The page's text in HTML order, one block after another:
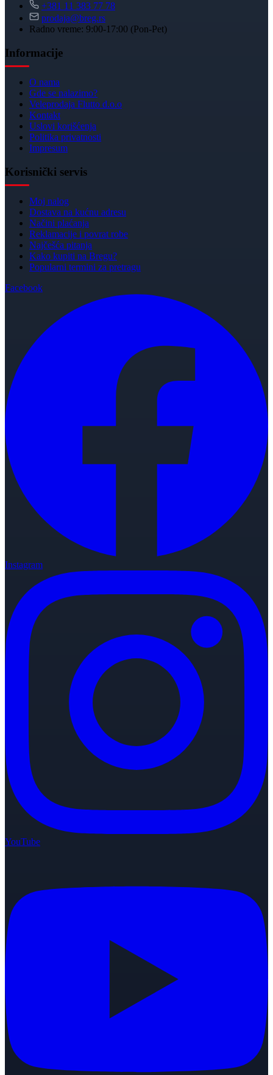
+381 11 383 77 78
prodaja@breg.rs
Radno vreme: 9:00-17:00 (Pon-Pet)
Informacije
O nama
Gde se nalazimo?
Veleprodaja Flutto d.o.o
Kontakt
Uslovi korišćenja
Politika privatnosti
Impresum
Korisnički servis
Moj nalog
Dostava na kućnu adresu
Načini plaćanja
Reklamacije i povrat robe
Najčešća pitanja
Kako kupiti na Bregu?
Popularni termini za pretragu
Facebook
Instagram
YouTube